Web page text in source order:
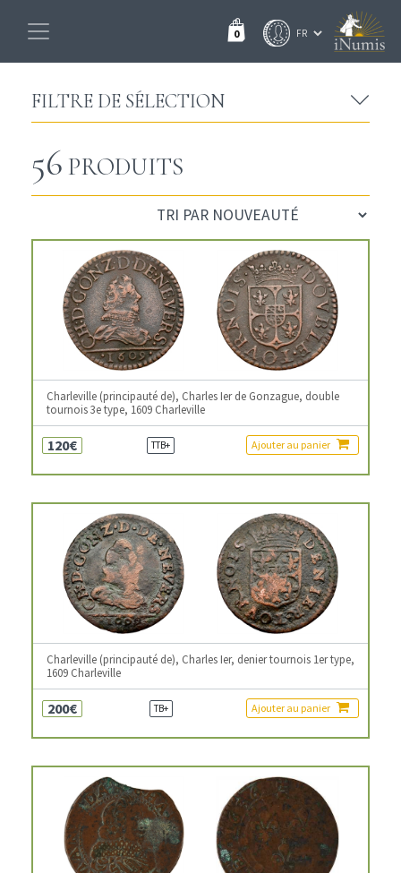
0
FILTRE DE SÉLECTION
56 PRODUITS
Charleville (principauté de), Charles Ier de Gonzague, double
tournois 3e type, 1609 Charleville
120€ TTB+ Ajouter au panier
Charleville (principauté de), Charles Ier, denier tournois 1er type,
1609 Charleville
200€ TB+ Ajouter au panier